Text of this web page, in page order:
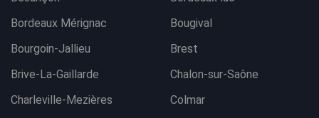
Bordeaux Mérignac
Bougival
Bourgoin-Jallieu
Brest
Brive-La-Gaillarde
Chalon-sur-Saône
Charleville-Mezières
Colmar